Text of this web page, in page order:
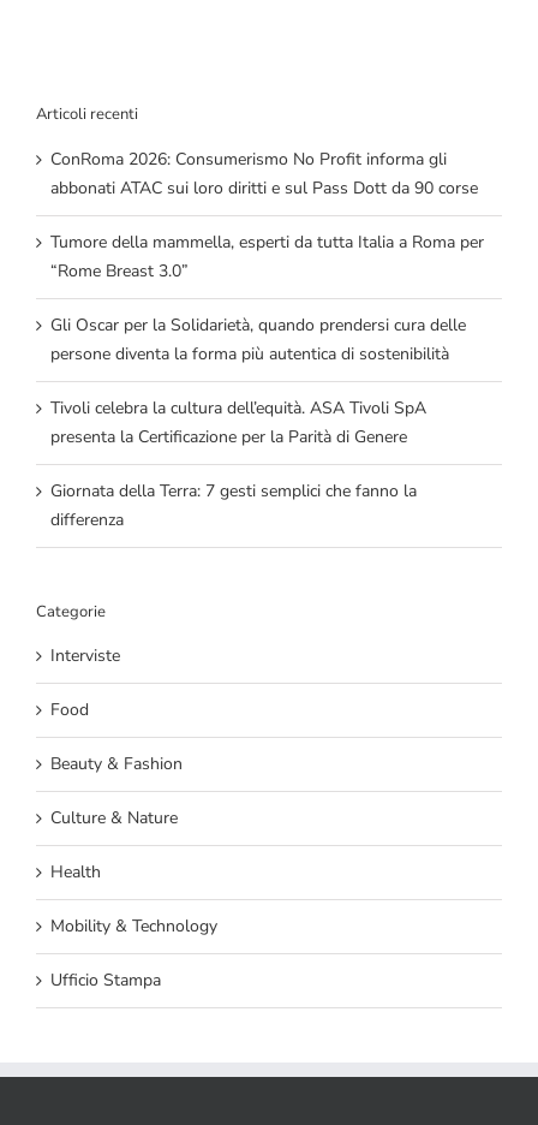
Articoli recenti
ConRoma 2026: Consumerismo No Profit informa gli
abbonati ATAC sui loro diritti e sul Pass Dott da 90 corse
Tumore della mammella, esperti da tutta Italia a Roma per
“Rome Breast 3.0”
Gli Oscar per la Solidarietà, quando prendersi cura delle
persone diventa la forma più autentica di sostenibilità
Tivoli celebra la cultura dell’equità. ASA Tivoli SpA
presenta la Certificazione per la Parità di Genere
Giornata della Terra: 7 gesti semplici che fanno la
differenza
Categorie
Interviste
Food
Beauty & Fashion
Culture & Nature
Health
Mobility & Technology
Ufficio Stampa